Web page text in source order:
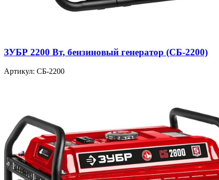
ЗУБР 2200 Вт, бензиновый генератор (СБ-2200)
Артикул: СБ-2200